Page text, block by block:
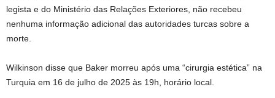
legista e do Ministério das Relações Exteriores, não recebeu
nenhuma informação adicional das autoridades turcas sobre a
morte.
Wilkinson disse que Baker morreu após uma “cirurgia estética” na
Turquia em 16 de julho de 2025 às 19h, horário local.